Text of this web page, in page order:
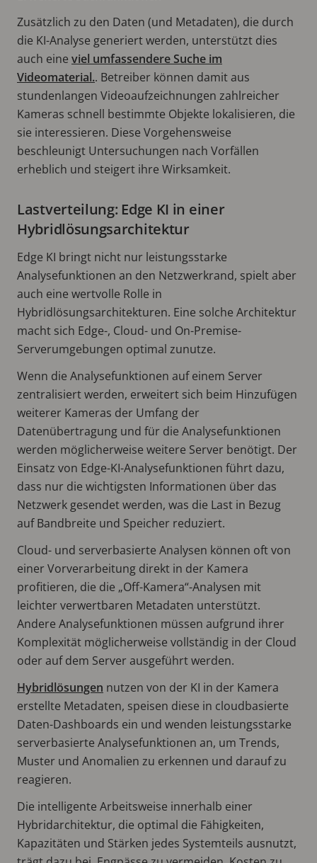
Zusätzlich zu den Daten (und Metadaten), die durch
die KI-Analyse generiert werden, unterstützt dies
auch eine viel umfassendere Suche im
Videomaterial.. Betreiber können damit aus
stundenlangen Videoaufzeichnungen zahlreicher
Kameras schnell bestimmte Objekte lokalisieren, die
sie interessieren. Diese Vorgehensweise
beschleunigt Untersuchungen nach Vorfällen
erheblich und steigert ihre Wirksamkeit.
Lastverteilung: Edge KI in einer
Hybridlösungsarchitektur
Edge KI bringt nicht nur leistungsstarke
Analysefunktionen an den Netzwerkrand, spielt aber
auch eine wertvolle Rolle in
Hybridlösungsarchitekturen. Eine solche Architektur
macht sich Edge-, Cloud- und On-Premise-
Serverumgebungen optimal zunutze.
Wenn die Analysefunktionen auf einem Server
zentralisiert werden, erweitert sich beim Hinzufügen
weiterer Kameras der Umfang der
Datenübertragung und für die Analysefunktionen
werden möglicherweise weitere Server benötigt. Der
Einsatz von Edge-KI-Analysefunktionen führt dazu,
dass nur die wichtigsten Informationen über das
Netzwerk gesendet werden, was die Last in Bezug
auf Bandbreite und Speicher reduziert.
Cloud- und serverbasierte Analysen können oft von
einer Vorverarbeitung direkt in der Kamera
profitieren, die die „Off-Kamera“-Analysen mit
leichter verwertbaren Metadaten unterstützt.
Andere Analysefunktionen müssen aufgrund ihrer
Komplexität möglicherweise vollständig in der Cloud
oder auf dem Server ausgeführt werden.
Hybridlösungen nutzen von der KI in der Kamera
erstellte Metadaten, speisen diese in cloudbasierte
Daten-Dashboards ein und wenden leistungsstarke
serverbasierte Analysefunktionen an, um Trends,
Muster und Anomalien zu erkennen und darauf zu
reagieren.
Die intelligente Arbeitsweise innerhalb einer
Hybridarchitektur, die optimal die Fähigkeiten,
Kapazitäten und Stärken jedes Systemteils ausnutzt,